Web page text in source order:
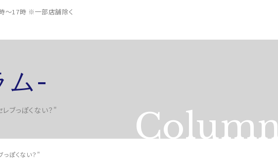
時～17時 ※一部店舗除く
-
ブっぽくない？"
ぽくない？"